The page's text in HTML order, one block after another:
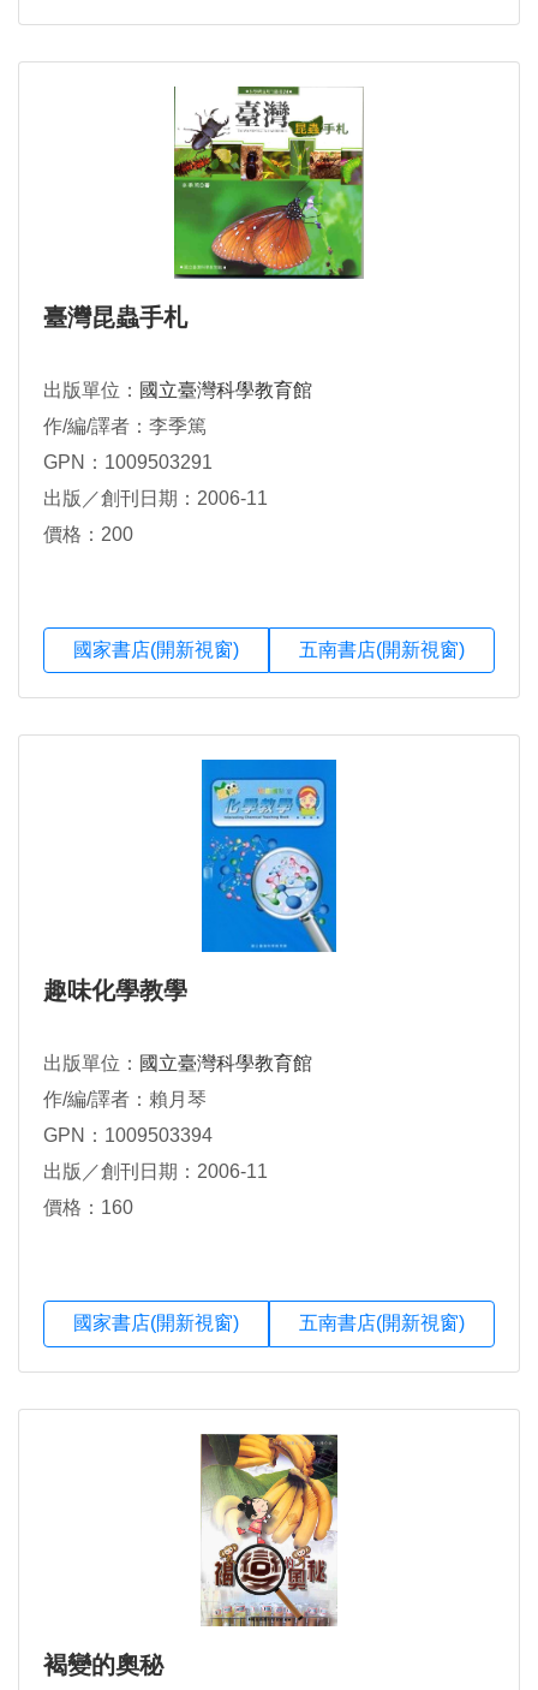
臺灣昆蟲手札
出版單位： 國立臺灣科學教育館
作/編/譯者：李季篤
GPN：1009503291
出版／創刊日期：2006-11
價格：200
國家書店(開新視窗) 五南書店(開新視窗)
趣味化學教學
出版單位： 國立臺灣科學教育館
作/編/譯者：賴月琴
GPN：1009503394
出版／創刊日期：2006-11
價格：160
國家書店(開新視窗) 五南書店(開新視窗)
褐變的奧秘